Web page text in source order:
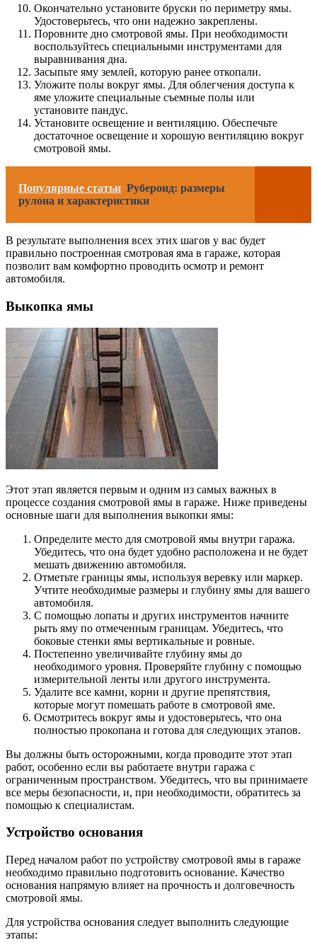
Окончательно установите бруски по периметру ямы.
Удостоверьтесь, что они надежно закреплены.
Поровните дно смотровой ямы. При необходимости
воспользуйтесь специальными инструментами для
выравнивания дна.
Засыпьте яму землей, которую ранее откопали.
Уложите полы вокруг ямы. Для облегчения доступа к
яме уложите специальные съемные полы или
установите пандус.
Установите освещение и вентиляцию. Обеспечьте
достаточное освещение и хорошую вентиляцию вокруг
смотровой ямы.
Популярные статьи Рубероид: размеры
рулона и характеристики
В результате выполнения всех этих шагов у вас будет
правильно построенная смотровая яма в гараже, которая
позволит вам комфортно проводить осмотр и ремонт
автомобиля.
Выкопка ямы
Этот этап является первым и одним из самых важных в
процессе создания смотровой ямы в гараже. Ниже приведены
основные шаги для выполнения выкопки ямы:
Определите место для смотровой ямы внутри гаража.
Убедитесь, что она будет удобно расположена и не будет
мешать движению автомобиля.
Отметьте границы ямы, используя веревку или маркер.
Учтите необходимые размеры и глубину ямы для вашего
автомобиля.
С помощью лопаты и других инструментов начните
рыть яму по отмеченным границам. Убедитесь, что
боковые стенки ямы вертикальные и ровные.
Постепенно увеличивайте глубину ямы до
необходимого уровня. Проверяйте глубину с помощью
измерительной ленты или другого инструмента.
Удалите все камни, корни и другие препятствия,
которые могут помешать работе в смотровой яме.
Осмотритесь вокруг ямы и удостоверьтесь, что она
полностью прокопана и готова для следующих этапов.
Вы должны быть осторожными, когда проводите этот этап
работ, особенно если вы работаете внутри гаража с
ограниченным пространством. Убедитесь, что вы принимаете
все меры безопасности, и, при необходимости, обратитесь за
помощью к специалистам.
Устройство основания
Перед началом работ по устройству смотровой ямы в гараже
необходимо правильно подготовить основание. Качество
основания напрямую влияет на прочность и долговечность
смотровой ямы.
Для устройства основания следует выполнить следующие
этапы: